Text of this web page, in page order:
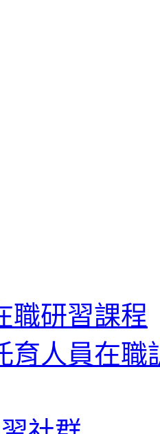
職研習課程
人員在職